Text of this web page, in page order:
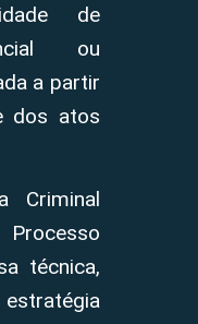
de
ou
a partir
dos atos
Criminal
técnica,